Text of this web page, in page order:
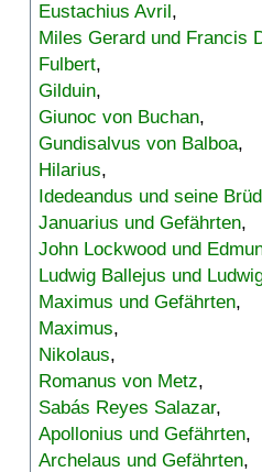
Eustachius Avril,
Miles Gerard und Francis
Fulbert,
Gilduin,
Giunoc von Buchan,
Gundisalvus von Balboa,
Hilarius,
Idedeandus und seine
Januarius und Gefährten,
John Lockwood und
Ludwig Ballejus und
Maximus und Gefährten,
Maximus,
Nikolaus,
Romanus von Metz,
Sabás Reyes Salazar,
Apollonius und Gefährten,
Archelaus und Gefährten,